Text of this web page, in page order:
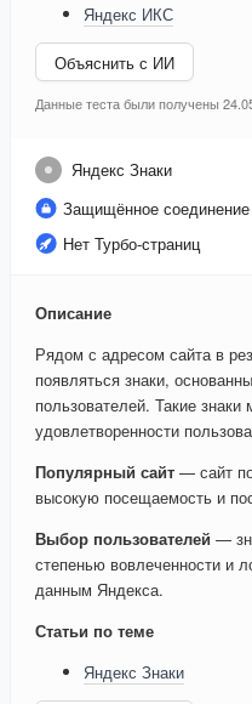
Яндекс ИКС
Объяснить с ИИ
Данные теста были получены
Яндекс Знаки
Защищённое соединение
Нет Турбо-страниц
Описание
Рядом с адресом сайта в
появляться знаки,
пользователей. Такие знаки
удовлетворенности
Популярный сайт — сайт
высокую посещаемость и
Выбор пользователей —
степенью вовлеченности и
данным Яндекса.
Статьи по теме
Яндекс Знаки